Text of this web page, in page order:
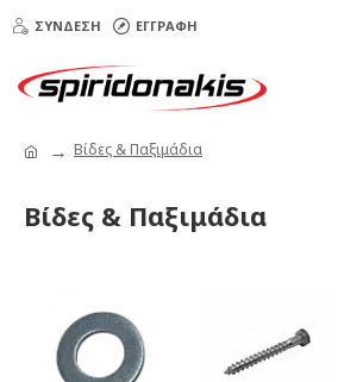
ΣΎΝΔΕΣΗ ΕΓΓΡΑΦΉ
Βίδες & Παξιμάδια
Βίδες & Παξιμάδια